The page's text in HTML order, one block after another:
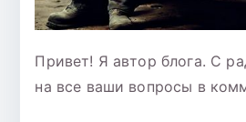
Привет! Я автор блога. С
на все ваши вопросы в